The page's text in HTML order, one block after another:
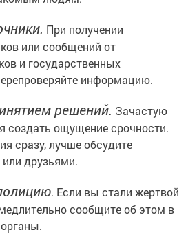
При получении
или сообщений от
и государственных
информацию.
решений. Зачастую
создать ощущение срочности.
сразу, лучше обсудите
друзьями.
. Если вы стали жертвой
сообщите об этом в